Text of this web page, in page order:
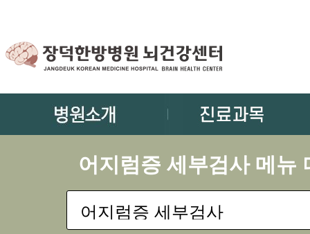
어지럼증 세부검사 메뉴